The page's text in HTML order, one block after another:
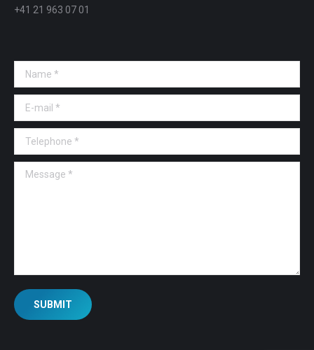
+41 21 963 07 01
Name *
E-mail *
Telephone *
Message *
SUBMIT